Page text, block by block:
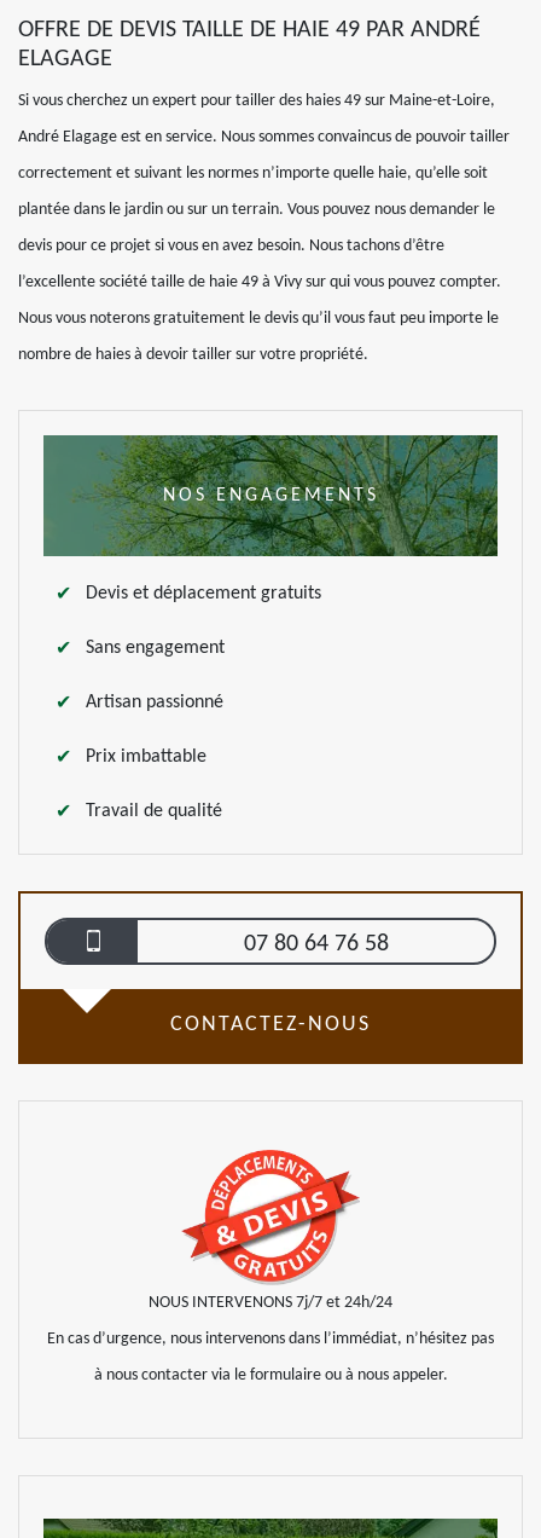
OFFRE DE DEVIS TAILLE DE HAIE 49 PAR ANDRÉ
ELAGAGE
Si vous cherchez un expert pour tailler des haies 49 sur Maine-et-Loire,
André Elagage est en service. Nous sommes convaincus de pouvoir tailler
correctement et suivant les normes n’importe quelle haie, qu’elle soit
plantée dans le jardin ou sur un terrain. Vous pouvez nous demander le
devis pour ce projet si vous en avez besoin. Nous tachons d’être
l’excellente société taille de haie 49 à Vivy sur qui vous pouvez compter.
Nous vous noterons gratuitement le devis qu’il vous faut peu importe le
nombre de haies à devoir tailler sur votre propriété.
NOS ENGAGEMENTS
Devis et déplacement gratuits
Sans engagement
Artisan passionné
Prix imbattable
Travail de qualité
07 80 64 76 58
CONTACTEZ-NOUS
NOUS INTERVENONS 7j/7 et 24h/24
En cas d’urgence, nous intervenons dans l’immédiat, n’hésitez pas
à nous contacter via le formulaire ou à nous appeler.